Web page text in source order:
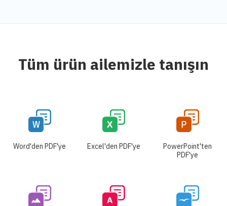
Tüm ürün ailemizle tanışın
Word'den PDF'ye Excel'den PDF'ye
PowerPoint'ten
PDF'ye